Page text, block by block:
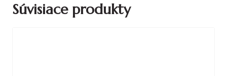
Súvisiace produkty